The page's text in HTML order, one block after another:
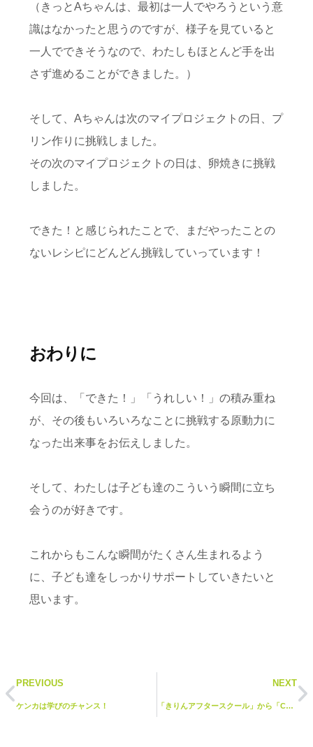
（きっとAちゃんは、最初は一人でやろうという意
識はなかったと思うのですが、様子を見ていると
一人でできそうなので、わたしもほとんど手を出
さず進めることができました。）
そして、Aちゃんは次のマイプロジェクトの日、プ
リン作りに挑戦しました。
その次のマイプロジェクトの日は、卵焼きに挑戦
しました。
できた！と感じられたことで、まだやったことの
ないレシピにどんどん挑戦していっています！
おわりに
今回は、「できた！」「うれしい！」の積み重ね
が、その後もいろいろなことに挑戦する原動力に
なった出来事をお伝えしました。
そして、わたしは子ども達のこういう瞬間に立ち
会うのが好きです。
これからもこんな瞬間がたくさん生まれるよう
に、子ども達をしっかりサポートしていきたいと
思います。
PREVIOUS
ケンカは学びのチャンス！
NEXT
「きりんアフタースクール」から「CAN!Pアフタースクール」へ